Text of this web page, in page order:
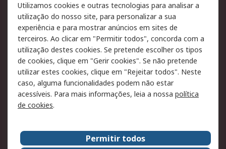
Pagamento e
faturação
Legal
Aviso legal
Política de cookies
Política de privacidade
- Atualizada
Segurança de emails
Condições de venda
Sobre a RS
Utilizamos cookies e outras tecnologias para analisar a
utilização do nosso site, para personalizar a sua
experiência e para mostrar anúncios em sites de
terceiros. Ao clicar em "Permitir todos", concorda com a
utilização destes cookies. Se pretende escolher os tipos
de cookies, clique em "Gerir cookies". Se não pretende
utilizar estes cookies, clique em "Rejeitar todos". Neste
caso, alguma funcionalidades podem não estar
acessíveis. Para mais informações, leia a nossa política
de cookies.
Permitir todos